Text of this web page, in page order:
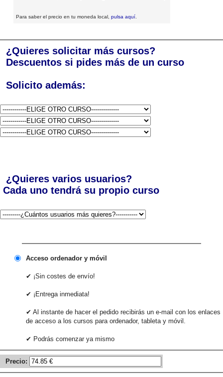
Para saber el precio en tu moneda local, pulsa aquí
¿Quieres solicitar más cursos?
Descuentos si pides más de un curso
Solicito además:
¿Quieres varios usuarios?
Cada uno tendrá su propio curso
Acceso ordenador y móvil
✔ ¡Sin costes de envío!
✔ ¡Entrega inmediata!
✔ Al instante de hacer el pedido recibirás un e-mail con los enlaces
de acceso a los cursos para ordenador, tableta y móvil.
✔ Podrás comenzar ya mismo
Precio: